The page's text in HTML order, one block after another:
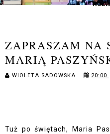
≡
ZAPRASZAM NA
MARIĄ
WIOLETA SADOWSKA 20:00
Tuż po świętach, Maria